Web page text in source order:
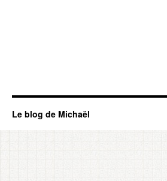
Le blog de Michaël